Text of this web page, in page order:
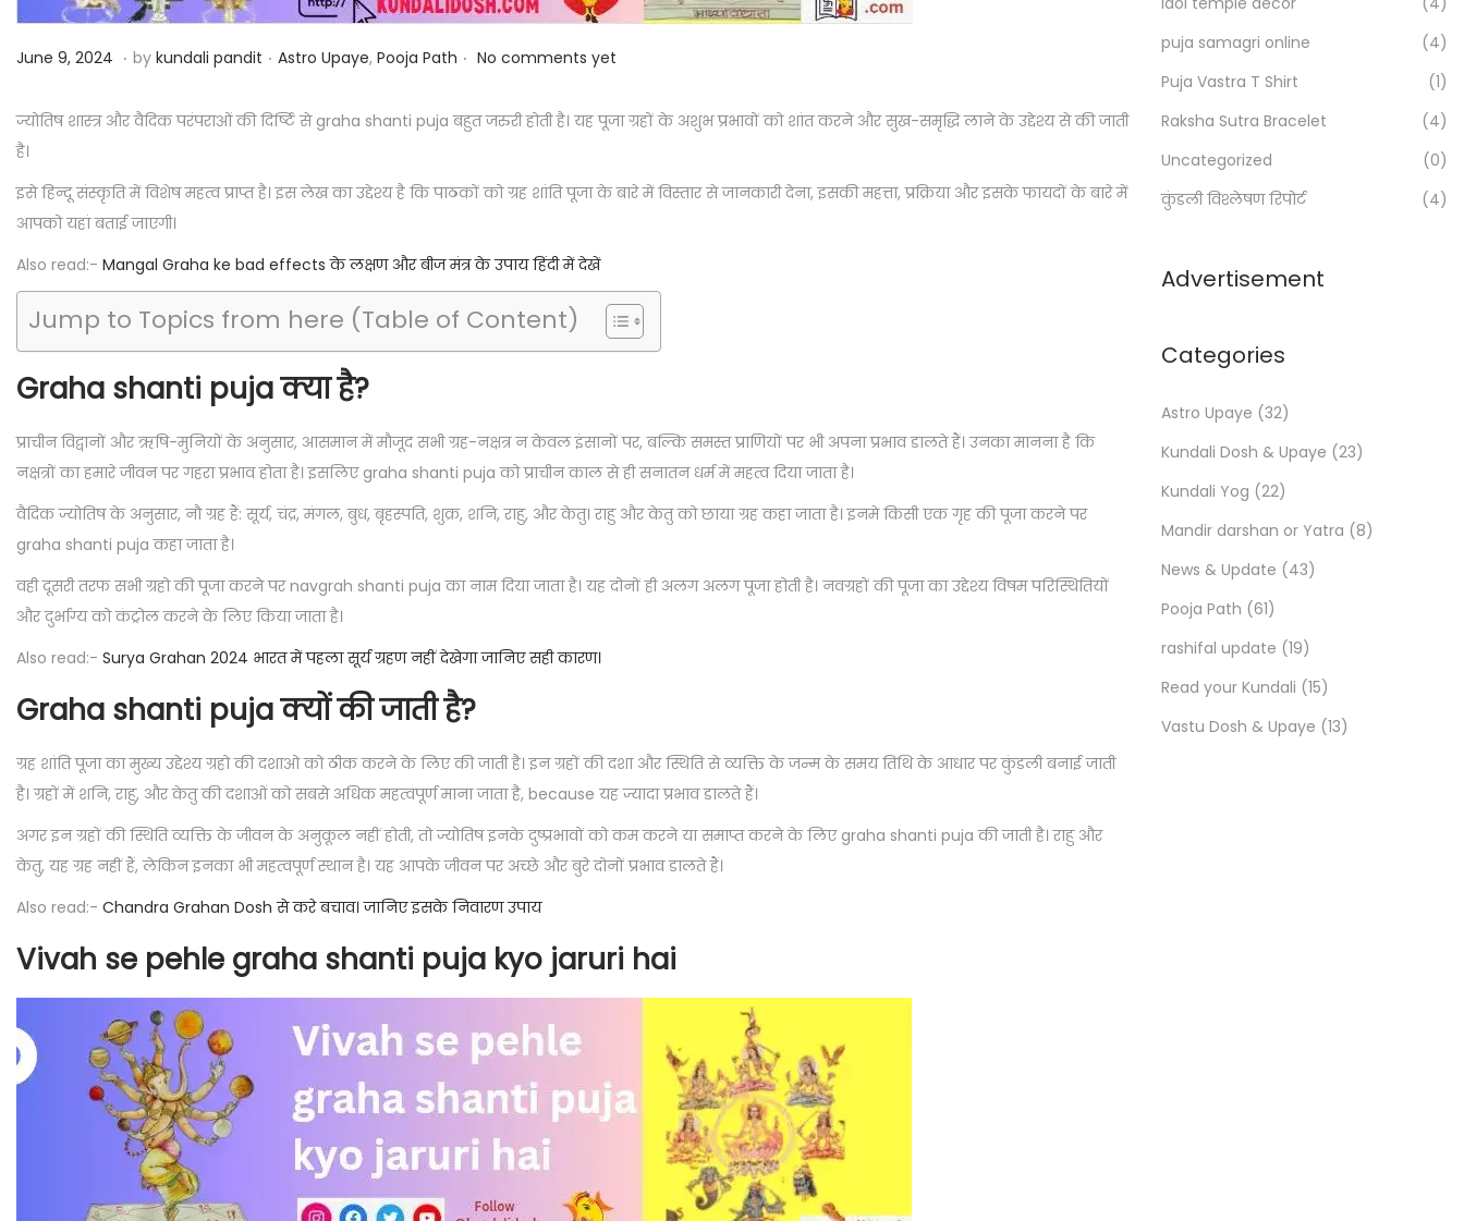
i
n
P
s
t
n
June 9, 2024 J
n
0
4
. by kundali pandit . P
s
n
Astro Upaye, Pooja Path . No comments yet
ज्योतिष शास्त्र और वैदिक परंपराओं की दिर्ष्टि से graha shanti puja बहुत जरुरी होती है। यह पूजा ग्रहों के अशुभ प्रभावों को शांत करने और सुख-समृद्धि लाने के उद्देश्य से की जाती
है।
इसे हिन्दू संस्कृति में विशेष महत्व प्राप्त है। इस लेख का उद्देश्य है कि पाठकों को ग्रह शांति पूजा के बारे में विस्तार से जानकारी देना, इसकी महत्ता, प्रक्रिया और इसके फायदों के बारे में
आपको यहां बताई जाएगी।
Also read:- Mangal Graha ke bad effects के लक्षण और बीज मंत्र के उपाय हिंदी में देखें
Jump to Topics from here (Table of Content)
Graha shanti puja क्या है?
प्राचीन विद्वानों और ऋषि-मुनियों के अनुसार, आसमान में मौजूद सभी ग्रह-नक्षत्र न केवल इंसानों पर, बल्कि समस्त प्राणियों पर भी अपना प्रभाव डालते हैं। उनका मानना है कि
नक्षत्रों का हमारे जीवन पर गहरा प्रभाव होता है। इसलिए graha shanti puja को प्राचीन काल से ही सनातन धर्म में महत्व दिया जाता है।
वैदिक ज्योतिष के अनुसार, नौ ग्रह हैं: सूर्य, चंद्र, मंगल, बुध, बृहस्पति, शुक्र, शनि, राहु, और केतु। राहु और केतु को छाया ग्रह कहा जाता है। इनमे किसी एक गृह की पूजा करने पर
graha shanti puja कहा जाता है।
वही दूसरी तरफ सभी ग्रहो की पूजा करने पर navgrah shanti puja का नाम दिया जाता है। यह दोनों ही अलग अलग पूजा होती है। नवग्रहों की पूजा का उद्देश्य विषम परिस्थितियों
और दुर्भाग्य को कंट्रोल करने के लिए किया जाता है।
Also read:- Surya Grahan 2024 भारत में पहला सूर्य ग्रहण नहीं देखेगा जानिए सही कारण।
Graha shanti puja क्यों की जाती है?
ग्रह शांति पूजा का मुख्य उद्देश्य ग्रहो की दशाओ को ठीक करने के लिए की जाती है। इन ग्रहों की दशा और स्थिति से व्यक्ति के जन्म के समय तिथि के आधार पर कुंडली बनाई जाती
है। ग्रहों में शनि, राहु, और केतु की दशाओं को सबसे अधिक महत्वपूर्ण माना जाता है, because यह ज्यादा प्रभाव डालते हैं।
अगर इन ग्रहों की स्थिति व्यक्ति के जीवन के अनुकूल नहीं होती, तो ज्योतिष इनके दुष्प्रभावों को कम करने या समाप्त करने के लिए graha shanti puja की जाती है। राहु और
केतु, यह ग्रह नहीं हैं, लेकिन इनका भी महत्वपूर्ण स्थान है। यह आपके जीवन पर अच्छे और बुरे दोनों प्रभाव डालते हैं।
Also read:- Chandra Grahan Dosh से करे बचाव। जानिए इसके निवारण उपाय
Vivah se pehle graha shanti puja kyo jaruri hai
r
:
>
puja samagri online
(4)
Puja Vastra T Shirt
(1)
Raksha Sutra Bracelet
(4)
Uncategorized
(0)
कुंडली विश्लेषण रिपोर्ट
(4)
Advertisement
Categories
Astro Upaye (32)
Kundali Dosh & Upaye (23)
Kundali Yog (22)
Mandir darshan or Yatra (8)
News & Update (43)
Pooja Path (61)
rashifal update (19)
Read your Kundali (15)
Vastu Dosh & Upaye (13)